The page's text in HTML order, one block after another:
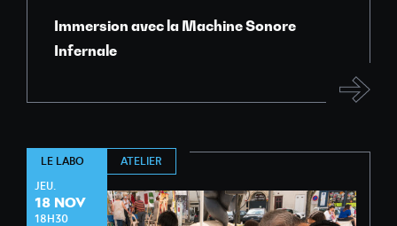
Immersion avec la Machine Sonore
Infernale
LE LABO
JEU.
18 NOV
18H30
ATELIER